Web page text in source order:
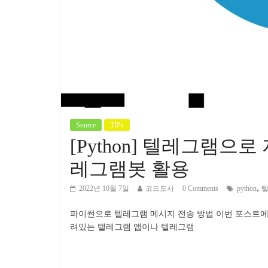
Source TIPs
[Python] 텔레그램으로
레그램봇 활용
2022년 10월 7일 코드도사 0 Comments python,
파이썬으로 텔레그램 메시지 전송 방법 이번 포스트
려있는 텔레그램 앱이나 텔레그램